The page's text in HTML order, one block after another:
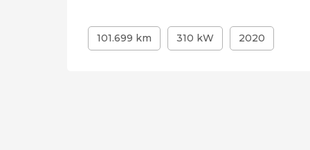
101.699 km 310 kW 2020